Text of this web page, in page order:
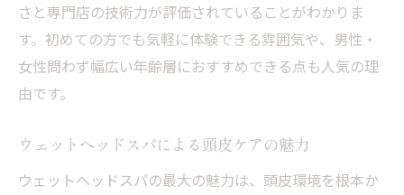
さと専門店の技術力が評価されていることがわかりま
す。初めての方でも気軽に体験できる雰囲気や、男性・
女性問わず幅広い年齢層におすすめできる点も人気の理
由です。
ウェットヘッドスパによる頭皮ケアの魅力
ウェットヘッドスパの最大の魅力は、頭皮環境を根本か